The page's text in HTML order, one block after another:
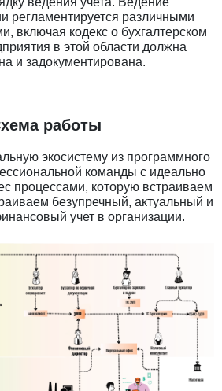
регламентируется различными
включая кодекс о бухгалтерском
в этой области должна
и задокументирована.
работы
экосистему из программного
команды с идеально
процессами, которую встраиваем
безупречный, актуальный и
учет в организации.